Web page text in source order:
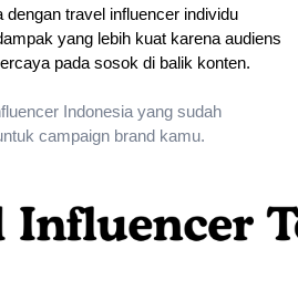
dengan travel influencer individu
yang lebih kuat karena audiens
pada sosok di balik konten.
Indonesia yang sudah
campaign brand kamu.